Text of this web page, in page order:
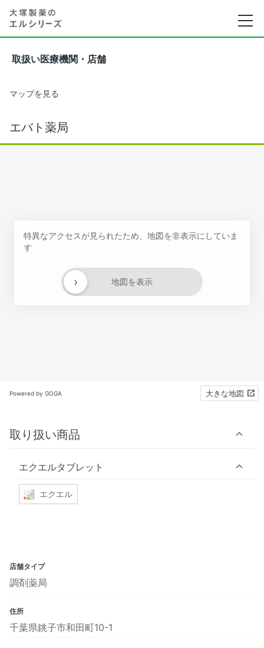
取扱い医療機関・店舗
マップを見る
エバト薬局
特異なアクセスが見られたため、地図を非表示にしていま
す
地図を表示
›
Powered by GOGA 大きな地図
取り扱い商品
エクエルタブレット
エクエル
店舗タイプ
調剤薬局
住所
千葉県銚子市和田町10-1